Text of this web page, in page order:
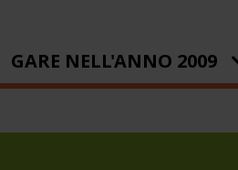
GARE NELL'ANNO 2009